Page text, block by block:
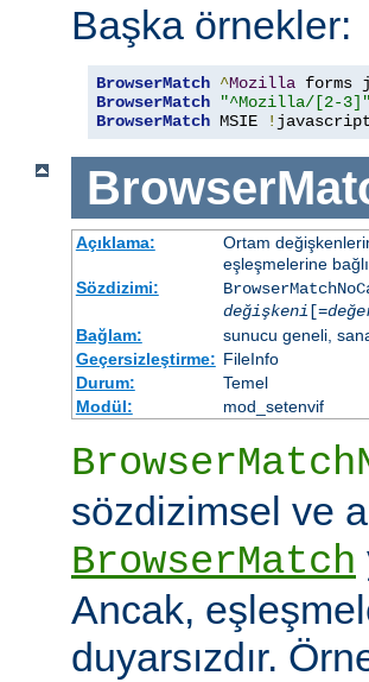
Başka örnekler:
BrowserMatch ^Mozilla forms
BrowserMatch
"^Mozilla/[2-3]"
BrowserMatch MSIE ! javascript
Açıklama:
Ortam
eşleşmelerine
Sözdizimi:
değişkeni [=
Bağlam:
sunucu geneli,
Geçersizleştirme: FileInfo
Durum:
Temel
Modül:
mod_setenvif
sözdizimsel ve
BrowserMatch
Ancak,
duyarsızdır.